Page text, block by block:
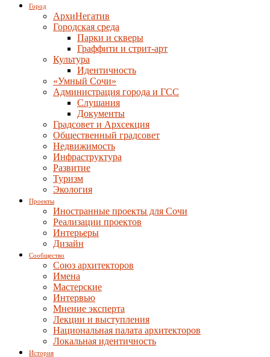
Город
АрхиНегатив
Городская среда
Парки и скверы
Граффити и стрит-арт
Культура
Идентичность
«Умный Сочи»
Администрация города и ГСС
Слушания
Документы
Градсовет и Архсекция
Общественный градсовет
Недвижимость
Инфраструктура
Развитие
Туризм
Экология
Проекты
Иностранные проекты для Сочи
Реализации проектов
Интерьеры
Дизайн
Сообщество
Союз архитекторов
Имена
Мастерские
Интервью
Мнение эксперта
Лекции и выступления
Национальная палата архитекторов
Локальная идентичность
История